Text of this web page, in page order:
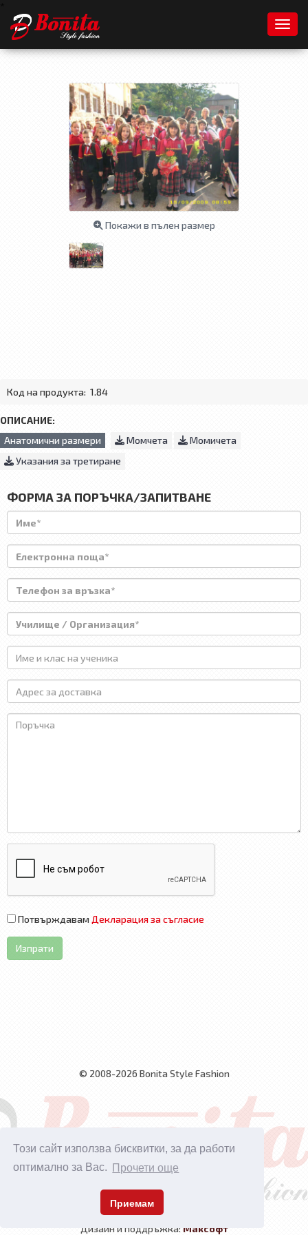
Този сайт използва бисквитки, за да работи
оптимално за Вас.
Прочети още
Приемам
Покажи в пълен размер
Код на продукта: 1.84
ОПИСАНИЕ:
Анатомични размери
Момчета
Момичета
Указания за третиране
ФОРМА ЗА ПОРЪЧКА/ЗАПИТВАНЕ
Потвърждавам Декларация за съгласие
Изпрати
© 2008-2026 Bonita Style Fashion
Дизайн и поддръжка: Максофт